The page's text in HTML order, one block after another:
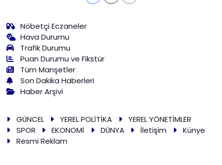
Nöbetçi Eczaneler
Hava Durumu
Trafik Durumu
Puan Durumu ve Fikstür
Tüm Manşetler
Son Dakika Haberleri
Haber Arşivi
GÜNCEL YEREL POLİTİKA
YEREL YÖNETİMLER
SPOR
EKONOMİ DÜNYA İletişim
Künye
Resmi Reklam